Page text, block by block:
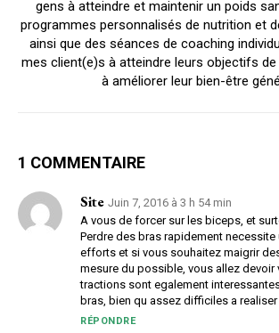
gens à atteindre et maintenir un poids
programmes personnalisés de nutrition et
ainsi que des séances de coaching
mes client(e)s à atteindre leurs objectifs
à améliorer leur bien-être
1 COMMENTAIRE
Site Juin 7, 2016 à 3 h 54 min
A vous de forcer sur les biceps, et
Perdre des bras rapidement necessite
efforts et si vous souhaitez maigrir
mesure du possible, vous allez devoir
tractions sont egalement
bras, bien qu assez difficiles a realiser
RÉPONDRE